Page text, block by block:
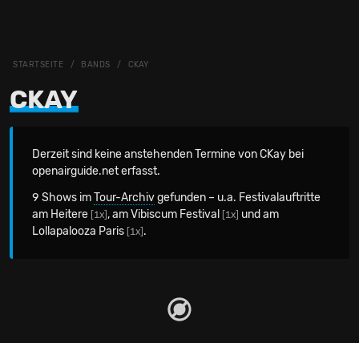
STARTSEITE BANDS CKAY
CKAY
Derzeit sind keine anstehenden Termine von CKay bei
openairguide.net erfasst.
9 Shows imTour-Archivgefunden – u.a. Festivalauftritte
am Heitere [1x] , am Vibiscum Festival [1x] und am
Lollapalooza Paris [1x] .